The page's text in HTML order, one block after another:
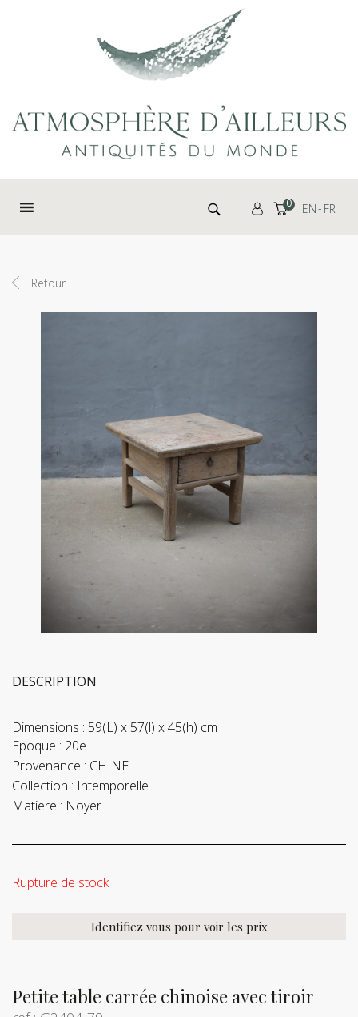
Rechercher : 0 EN FR
Retour
Petite table carrée chinoise avec tiroir
DESCRIPTION
Dimensions : 59(L) x 57(l) x 45(h) cm
Epoque : 20e
Provenance : CHINE
Collection : Intemporelle
Matiere : Noyer
Rupture de stock
Identifiez vous pour voir les prix